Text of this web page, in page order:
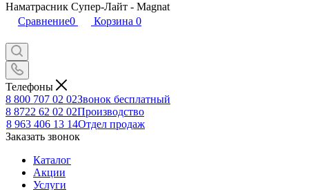
Наматрасник Супер-Лайт - Magnat
Сравнение0 Корзина 0
Телефоны
8 800 707 02 02Звонок бесплатный
8 8722 62 02 02Производство
8 963 406 13 14Отдел продаж
Заказать звонок
Каталог
Акции
Услуги